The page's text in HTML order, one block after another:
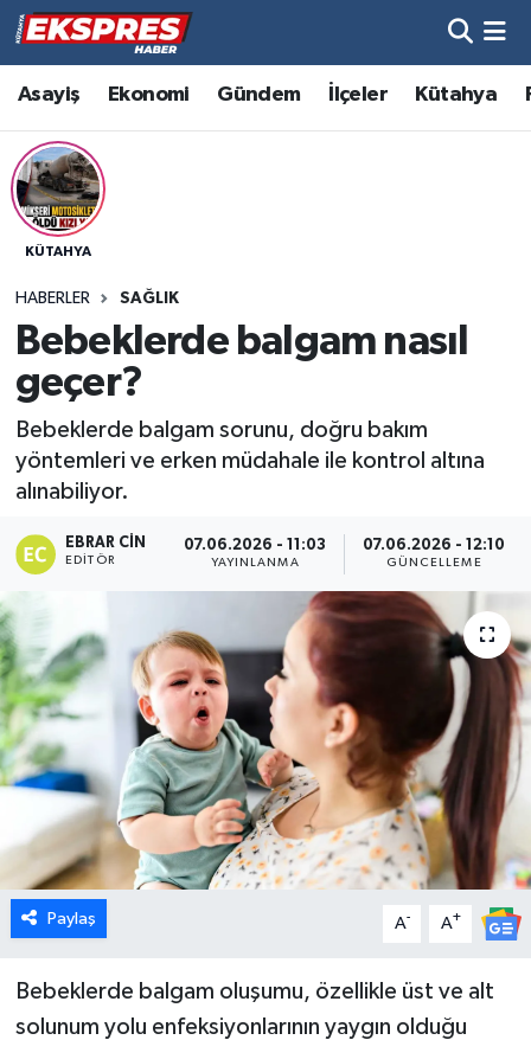
Asayiş Ekonomi Gündem İlçeler Kütahya
KÜTAHYA
HABERLER SAĞLIK
Bebeklerde balgam nasıl
geçer?
Bebeklerde balgam sorunu, doğru bakım
yöntemleri ve erken müdahale ile kontrol altına
alınabiliyor.
EBRAR CIN
EDITÖR
07.06.2026 - 11:03
YAYINLANMA
07.06.2026 - 12:10
GÜNCELLEME
Paylaş A- A+
Bebeklerde balgam oluşumu, özellikle üst ve alt
solunum yolu enfeksiyonlarının yaygın olduğu
Altıntaş
Asayiş
Aslanapa
Bölge
Çavdarhisar
Domaniç
Eğitim
Ekonomi
Foto Galeri
Gediz
Genel
Gündem
Hava Durumu
Trafik Durumu
Süper Lig Puan Durumu ve Fikstür
Son Dakika Haberleri
Haber Arşivi